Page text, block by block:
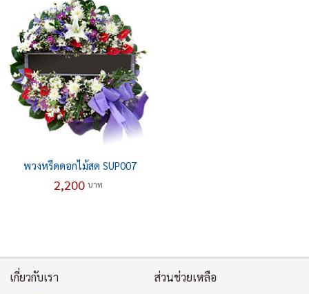
พวงหรีดดอกไม้สด SUP007
2,200 บาท
เกี่ยวกับเรา ส่วนช่วยเหลือ